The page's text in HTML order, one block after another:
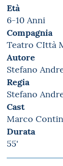
Età
6-10 Anni
Compagnia
Teatro CIttà
Autore
Stefano
Regia
Stefano
Cast
Marco
Durata
55'